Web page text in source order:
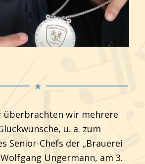
überbrachten wir mehrere
u. a. zum
Senior-Chefs der „Brauerei
Ungermann, am 3.